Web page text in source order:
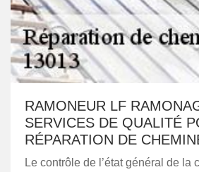
RAMONEUR LF
SERVICES DE QUALITÉ
RÉPARATION DE
Le contrôle de l’état général de la